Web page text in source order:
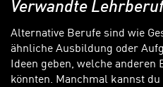
Verwandte
Alternative Berufe sind wie
ähnliche Ausbildung oder
Ideen geben, welche anderen
könnten. Manchmal kannst